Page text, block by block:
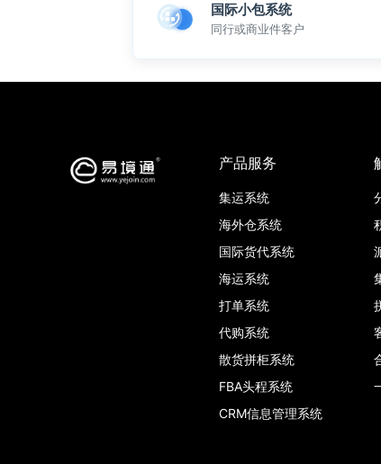
国际小包系统
同行或商业件客户
产品服务
集运系统
海外仓系统
国际货代系统
海运系统
打单系统
代购系统
散货拼柜系统
FBA头程系统
CRM信息管理系统